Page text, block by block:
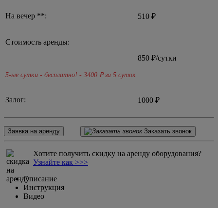
На вечер **: 510 ₽
Стоимость аренды:
5-ые сутки - бесплатно! - 3400 ₽ за 5 суток
850 ₽/сутки
Залог: 1000 ₽
Заявка на аренду Заказать звонок
Хотите получить скидку на аренду оборудования?
Узнайте как >>>
Описание
Инструкция
Видео